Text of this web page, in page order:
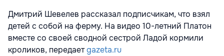
Дмитрий Шевелев рассказал подписчикам, что взял
детей с собой на ферму. На видео 10-летний Платон
вместе со своей сводной сестрой Ладой кормили
кроликов, передаетgazeta.ru